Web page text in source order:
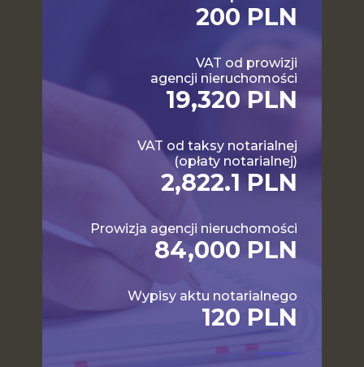
200 PLN
VAT od prowizji
agencji nieruchomości
19,320 PLN
VAT od taksy notarialnej
(opłaty notarialnej)
2,822.1 PLN
Prowizja agencji nieruchomości
84,000 PLN
Wypisy aktu notarialnego
120 PLN